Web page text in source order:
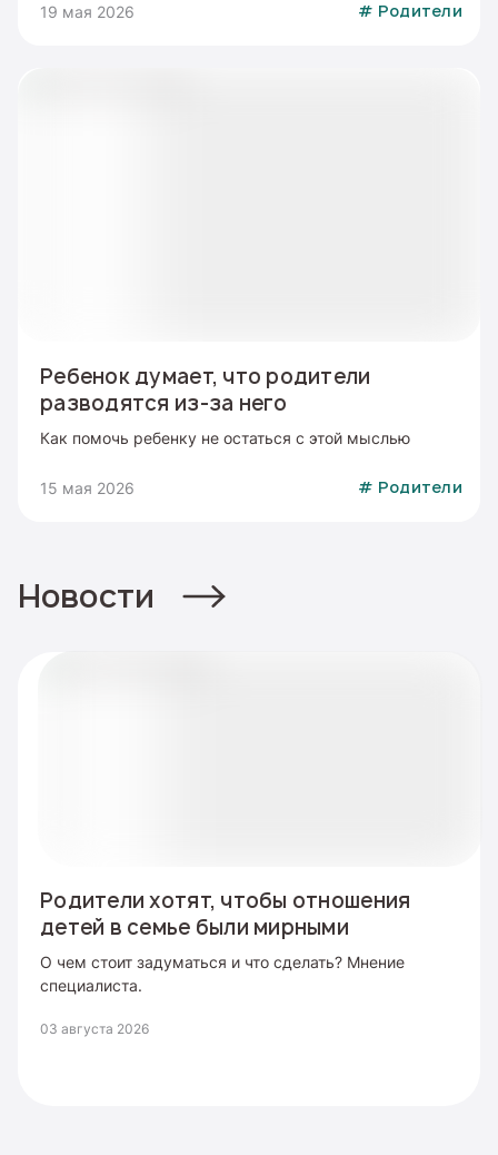
19 мая 2026 # Родители
Ребенок думает, что родители
разводятся из-за него
Как помочь ребенку не остаться с этой мыслью
15 мая 2026 # Родители
Новости
Родители хотят, чтобы отношения
детей в семье были мирными
О чем стоит задуматься и что сделать? Мнение
специалиста.
03 августа 2026